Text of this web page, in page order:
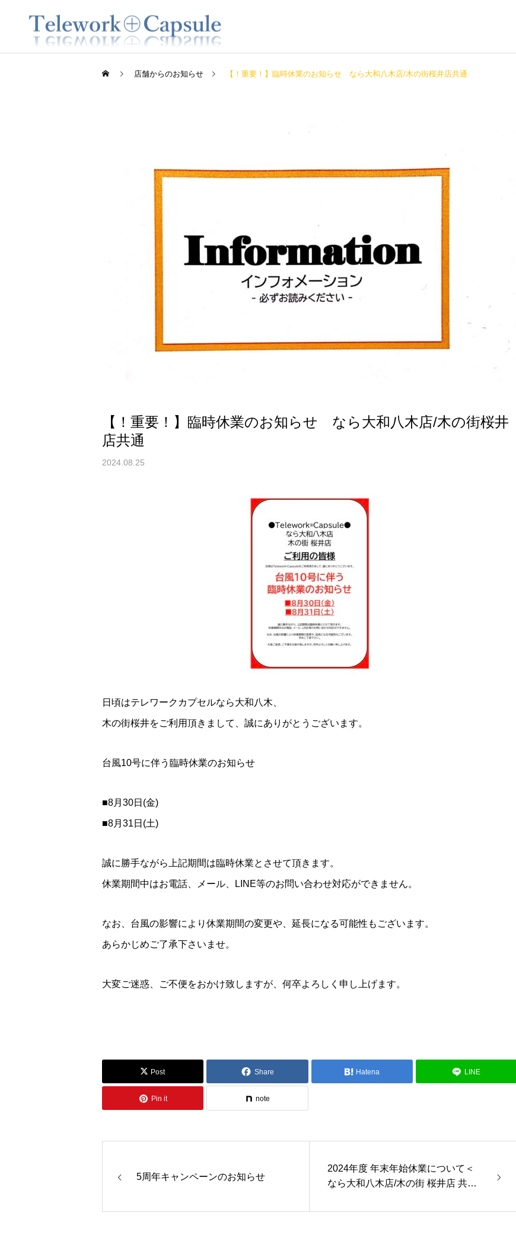
2022.12.3（土） イベン
ト開催のお知らせ
2022.12.3（土）ブースイ
2022.8.20 名刺交換会＆
交流会開催のお知らせ
店舗からのお知らせ 【！重要！】臨時休業のお知らせ なら大和八木店/木の街桜井店共通
【！重要！】臨時休業のお知らせ なら大和八木店/木の街桜井
店共通
2024.08.25
日頃はテレワークカプセルなら大和八木、
木の街桜井をご利用頂きまして、誠にありがとうございます。
台風10号に伴う臨時休業のお知らせ
■8月30日(金)
■8月31日(土)
誠に勝手ながら上記期間は臨時休業とさせて頂きます。
休業期間中はお電話、メール、LINE等のお問い合わせ対応ができません。
なお、台風の影響により休業期間の変更や、延長になる可能性もございます。
あらかじめご了承下さいませ。
大変ご迷惑、ご不便をおかけ致しますが、何卒よろしく申し上げます。
Post Share Hatena LINE
Pin it note
5周年キャンペーンのお知らせ
2024年度 年末年始休業について＜
なら大和八木店/木の街 桜井店 共通